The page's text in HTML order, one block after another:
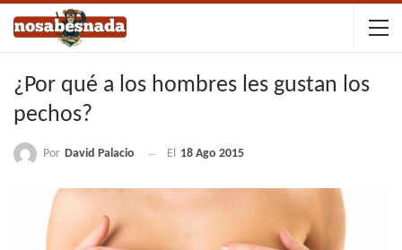
¿Por qué a los hombres les gustan los
pechos?
Por David Palacio El 18 Ago 2015